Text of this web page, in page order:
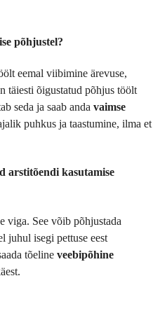
põhjustel?
eemal viibimine ärevuse,
täiesti õigustatud põhjus töölt
seda ja saab anda vaimse
puhkus ja taastumine, ilma et
arstitõendi kasutamise
viga. See võib põhjustada
juhul isegi pettuse eest
tõeline veebipõhine